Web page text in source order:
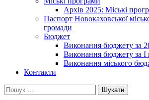
Архів 2025: Міські
Паспорт Новокаховської
громади
Бюджет
Виконання бюджету за
Виконання бюджету за І
Виконання міського
Контакти
Пошук: